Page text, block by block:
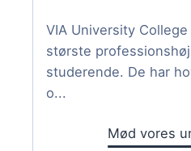
VIA University
største
studerende. De har
o...
Mød vores